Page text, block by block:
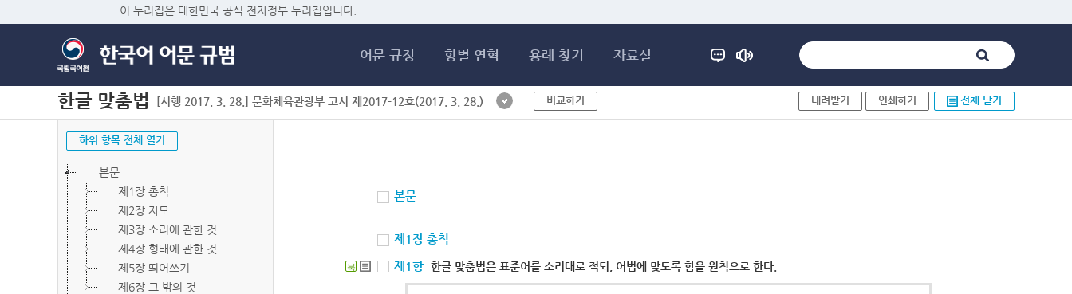
이 누리집은 대한민국 공식 전자정부 누리집입니다.
어문 규정 항별 연혁 용례 찾기 자료실
한글 맞춤법 [시행 2017. 3. 28.] 문화체육관광부 고시 제2017-12호(2017. 3. 28.) 비교하기 내려받기 인쇄하기 전체 닫기
하위 항목 전체 열기
본문
제1장 총칙
제2장 자모
제3장 소리에 관한 것
제4장 형태에 관한 것
제5장 띄어쓰기
제6장 그 밖의 것
본문
제1장 총칙
북 제1항 한글 맞춤법은 표준어를 소리대로 적되, 어법에 맞도록 함을 원칙으로 한다.